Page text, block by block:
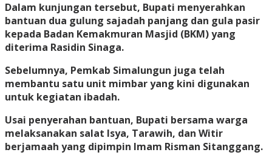
Dalam kunjungan tersebut, Bupati menyerahkan
bantuan dua gulung sajadah panjang dan gula pasir
kepada Badan Kemakmuran Masjid (BKM) yang
diterima Rasidin Sinaga.
Sebelumnya, Pemkab Simalungun juga telah
membantu satu unit mimbar yang kini digunakan
untuk kegiatan ibadah.
Usai penyerahan bantuan, Bupati bersama warga
melaksanakan salat Isya, Tarawih, dan Witir
berjamaah yang dipimpin Imam Risman Sitanggang.